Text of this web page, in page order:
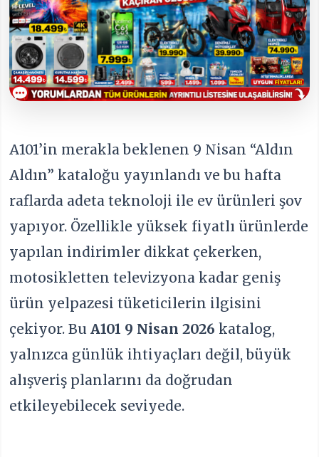
A101’in merakla beklenen 9 Nisan “Aldın
Aldın” kataloğu yayınlandı ve bu hafta
raflarda adeta teknoloji ile ev ürünleri şov
yapıyor. Özellikle yüksek fiyatlı ürünlerde
yapılan indirimler dikkat çekerken,
motosikletten televizyona kadar geniş
ürün yelpazesi tüketicilerin ilgisini
çekiyor. BuA101 9 Nisan 2026katalog,
yalnızca günlük ihtiyaçları değil, büyük
alışveriş planlarını da doğrudan
etkileyebilecek seviyede.